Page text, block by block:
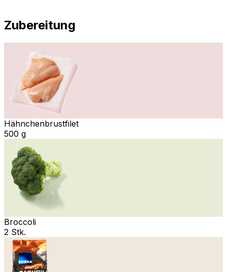
Zubereitung
Hähnchenbrustfilet
500 g
Broccoli
2 Stk.